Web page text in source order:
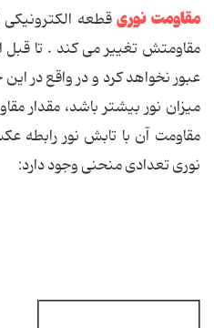
مقاومت نوریقطعه
مقاومتش تغییر می كند . تا قبل
عبور نخواهد كرد و در واقع در
میزان نور بیشتر باشد، مقدار
مقاومت آن با تابش نور رابطه
نوری تعدادی منحنی وجود دارد: